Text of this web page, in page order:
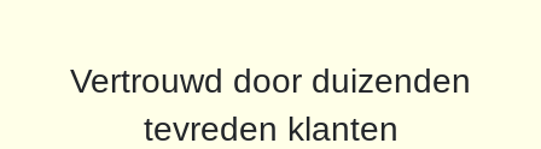
Vertrouwd door duizenden
tevreden klanten